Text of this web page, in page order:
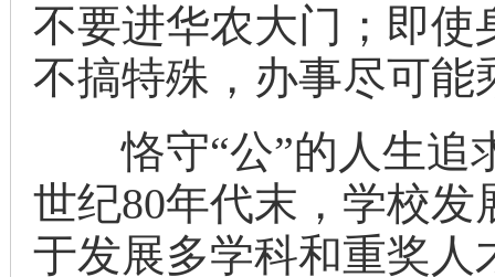
不要进华农大门；即使
不搞特殊，办事尽可能
恪守“公”的人生追
世纪80年代末，学校
于发展多学科和重奖人